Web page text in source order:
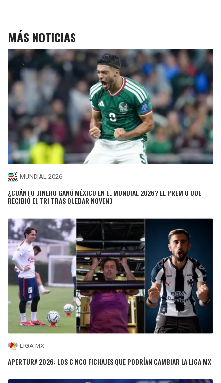
MÁS NOTICIAS
MUNDIAL 2026
¿CUÁNTO DINERO GANÓ MÉXICO EN EL MUNDIAL 2026? EL PREMIO QUE
RECIBIÓ EL TRI TRAS QUEDAR NOVENO
LIGA MX
APERTURA 2026: LOS CINCO FICHAJES QUE PODRÍAN CAMBIAR LA LIGA MX